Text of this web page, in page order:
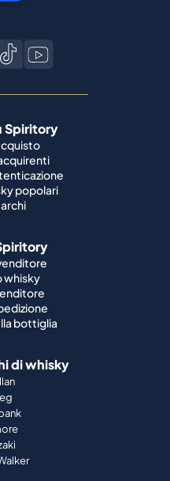
Spiritory
popolari
whisky
bottiglia
di whisky